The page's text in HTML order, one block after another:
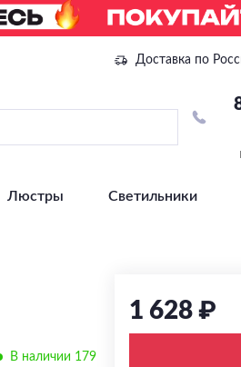
Доставка по
Люстры Светильники
В наличии 179
1 628 ₽